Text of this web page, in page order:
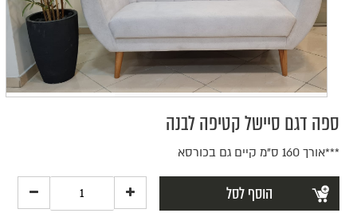
ספה דגם סיישל קטיפה לבנה
***אורך 160 ס"מ קיים גם בכורסא
הוסף לסל